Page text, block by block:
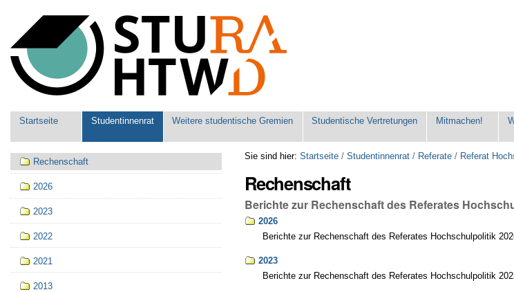
Werkzeuge
Sektionen
Startseite Studentinnenrat Weitere studentische Gremien Studentische Vertretungen Mitmachen!
Sie sind hier: Startseite /Studentinnenrat / Referate / Referat
Rechenschaft
Berichte zur Rechenschaft des Referates
2026
Berichte zur Rechenschaft des Referates Hochschulpolitik
2023
Berichte zur Rechenschaft des Referates Hochschulpolitik
Navigation
Rechenschaft
2026
2023
2022
2021
2013